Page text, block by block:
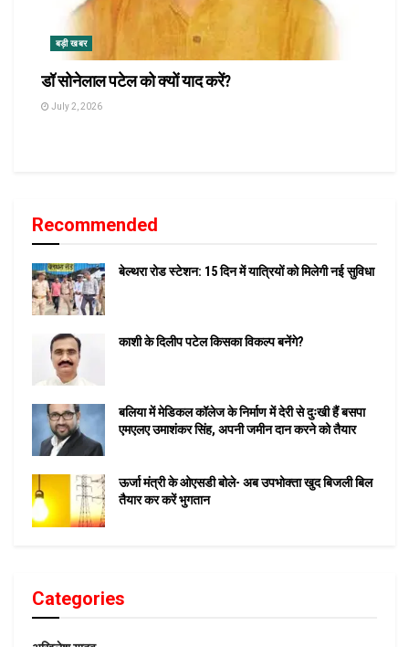
बड़ी खबर
डॉ सोनेलाल पटेल को क्यों याद करें?
July 2, 2026
Recommended
बेल्थरा रोड स्टेशन: 15 दिन में यात्रियों को मिलेगी नई सुविधा
काशी के दिलीप पटेल किसका विकल्प बनेंगे?
बलिया में मेडिकल कॉलेज के निर्माण में देरी से दुःखी हैं बसपा
एमएलए उमाशंकर सिंह, अपनी जमीन दान करने को तैयार
ऊर्जा मंत्री के ओएसडी बोले- अब उपभोक्ता खुद बिजली बिल
तैयार कर करें भुगतान
Categories